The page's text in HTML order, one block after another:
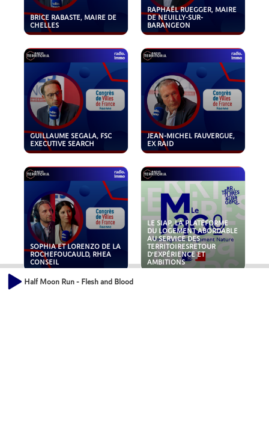
BRICE RABASTE, MAIRE DE
CHELLES
RAPHAËL RUEGGER, MAIRE
DE NEUILLY-SUR-
BARANGEON
GUILLAUME SEGALA, FSC
EXECUTIVE SEARCH
JEAN-MICHEL FAUVERGUE,
EX RAID
SOPHIA ET LORENZO DE LA
ROCHEFOUCAULD, RHEA
CONSEIL
LE SIAP, LA PLATEFORME
DU LOGEMENT ABORDABLE
AU SERVICE DES
TERRITOIRESRETOUR
D'EXPÉRIENCE ET
AMBITIONS
Half Moon Run - Flesh and Blood